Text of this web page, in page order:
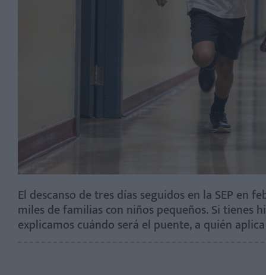
El descanso de tres días seguidos en la SEP
miles de familias con niños pequeños. Si tienes
explicamos cuándo será el puente, a quién